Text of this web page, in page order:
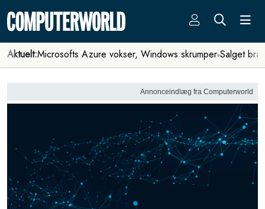
Aktuelt:Microsofts Azure vokser, Windows skrumper Salget
Annonceindlæg fra Computerworld